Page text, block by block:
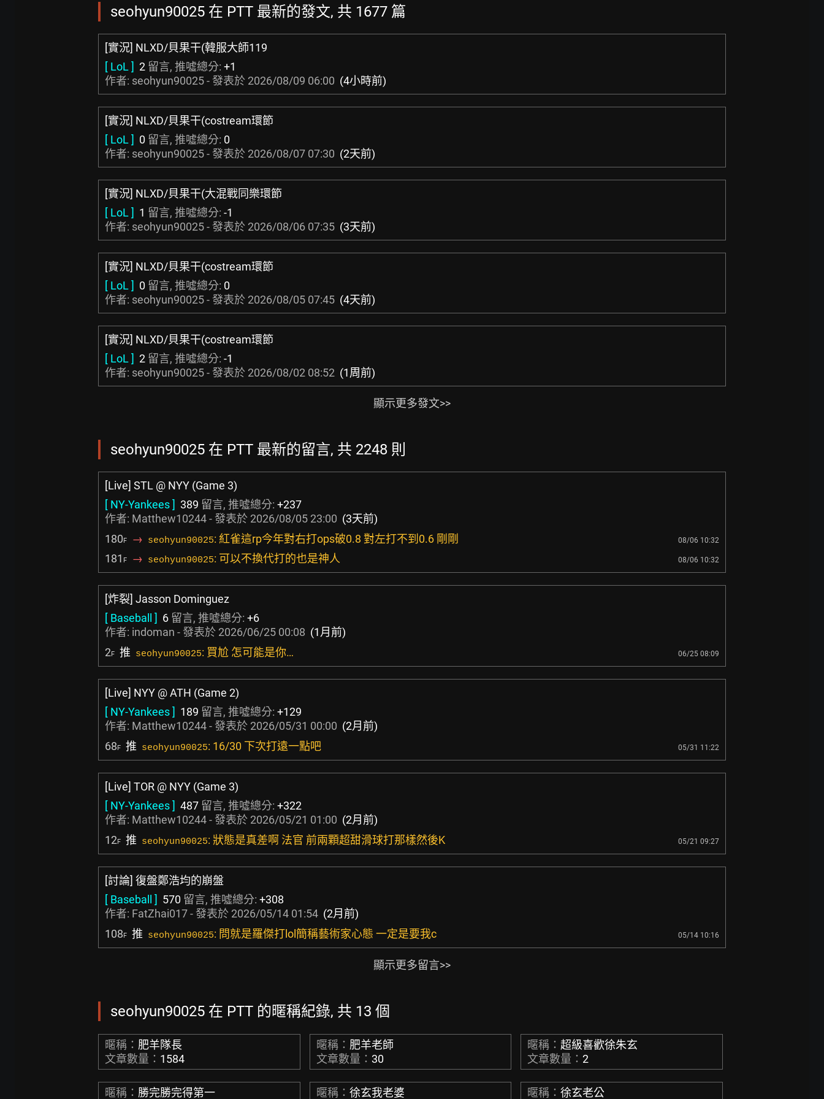
seohyun90025 在 PTT 最新的發文, 共 1677 篇
[實況] NLXD/貝果干(韓服大師119
[ LoL ] 2 留言, 推噓總分: +1
作者: seohyun90025 - 發表於 2026/08/09 06:00 (4小時前)
[實況] NLXD/貝果干(costream環節
[ LoL ] 0 留言, 推噓總分: 0
作者: seohyun90025 - 發表於 2026/08/07 07:30 (2天前)
[實況] NLXD/貝果干(大混戰同樂環節
[ LoL ] 1 留言, 推噓總分: -1
作者: seohyun90025 - 發表於 2026/08/06 07:35 (3天前)
[實況] NLXD/貝果干(costream環節
[ LoL ] 0 留言, 推噓總分: 0
作者: seohyun90025 - 發表於 2026/08/05 07:45 (4天前)
[實況] NLXD/貝果干(costream環節
[ LoL ] 2 留言, 推噓總分: -1
作者: seohyun90025 - 發表於 2026/08/02 08:52 (1周前)
顯示更多發文>>
seohyun90025 在 PTT 最新的留言, 共 2248 則
[Live] STL @ NYY (Game 3)
[ NY-Yankees ] 389 留言, 推噓總分: +237
作者: Matthew10244- 發表於 2026/08/05 23:00 (3天前)
180F → seohyun90025: 紅雀這rp今年對右打ops破0.8 對左打不到0.6 剛剛 08/06 10:32
181 F → seohyun90025: 可以不換代打的也是神人 08/06 10:32
[炸裂] Jasson Dominguez
[ Baseball ] 6 留言, 推噓總分: +6
作者: indoman - 發表於 2026/06/25 00:08 (1月前)
2F 推 seohyun90025: 買尬 怎可能是你… 06/25 08:09
[Live] NYY @ ATH (Game 2)
[ NY-Yankees ] 189 留言, 推噓總分: +129
作者: Matthew10244- 發表於 2026/05/31 00:00 (2月前)
68F 推 seohyun90025: 16/30 下次打遠一點吧 05/31 11:22
[Live] TOR @ NYY (Game 3)
[ NY-Yankees ] 487 留言, 推噓總分: +322
作者: Matthew10244- 發表於 2026/05/21 01:00 (2月前)
12F 推 seohyun90025: 狀態是真差啊 法官 前兩顆超甜滑球打那樣然後K 05/21 09:27
[討論] 復盤鄭浩均的崩盤
[ Baseball ] 570 留言, 推噓總分: +308
作者: FatZhai017- 發表於 2026/05/14 01:54 (2月前)
108F 推 seohyun90025: 問就是羅傑打lol簡稱藝術家心態 一定是要我c 05/14 10:16
顯示更多留言>>
seohyun90025 在 PTT 的暱稱紀錄, 共 13 個
暱稱： 肥羊隊長
文章數量： 1584
暱稱： 肥羊老師
文章數量： 30
暱稱： 超級喜歡徐朱玄
文章數量：2
暱稱： 勝完勝完得第一 暱稱： 徐玄我老婆 暱稱：徐玄老公